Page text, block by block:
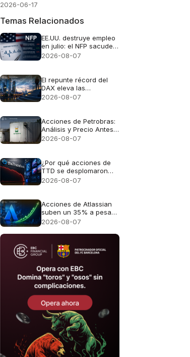
2026-06-17
Temas Relacionados
EE.UU. destruye empleo
en julio: el NFP sacude
al dólar y dispara al oro
2026-08-07
El repunte récord del
DAX eleva las
expectativas de
2026-08-07
Acciones de Petrobras:
Análisis y Precio Antes
del Reporte Financiero
2026-08-07
¿Por qué acciones de
TTD se desplomaron
casi un 30%?
2026-08-07
Acciones de Atlassian
suben un 35% a pesar
de unas perspectivas
2026-08-07